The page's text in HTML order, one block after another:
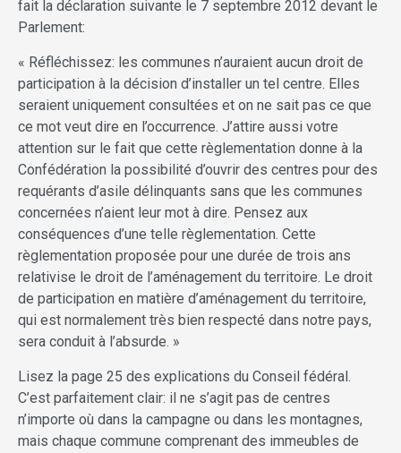
fait la déclaration suivante le 7 septembre 2012 devant le
Parlement:
« Réfléchissez: les communes n’auraient aucun droit de
participation à la décision d’installer un tel centre. Elles
seraient uniquement consultées et on ne sait pas ce que
ce mot veut dire en l’occurrence. J’attire aussi votre
attention sur le fait que cette règlementation donne à la
Confédération la possibilité d’ouvrir des centres pour des
requérants d’asile délinquants sans que les communes
concernées n’aient leur mot à dire. Pensez aux
conséquences d’une telle règlementation. Cette
règlementation proposée pour une durée de trois ans
relativise le droit de l’aménagement du territoire. Le droit
de participation en matière d’aménagement du territoire,
qui est normalement très bien respecté dans notre pays,
sera conduit à l’absurde. »
Lisez la page 25 des explications du Conseil fédéral.
C’est parfaitement clair: il ne s’agit pas de centres
n’importe où dans la campagne ou dans les montagnes,
mais chaque commune comprenant des immeubles de